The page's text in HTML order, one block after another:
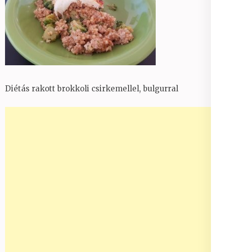
Diétás rakott brokkoli csirkemellel, bulgurral